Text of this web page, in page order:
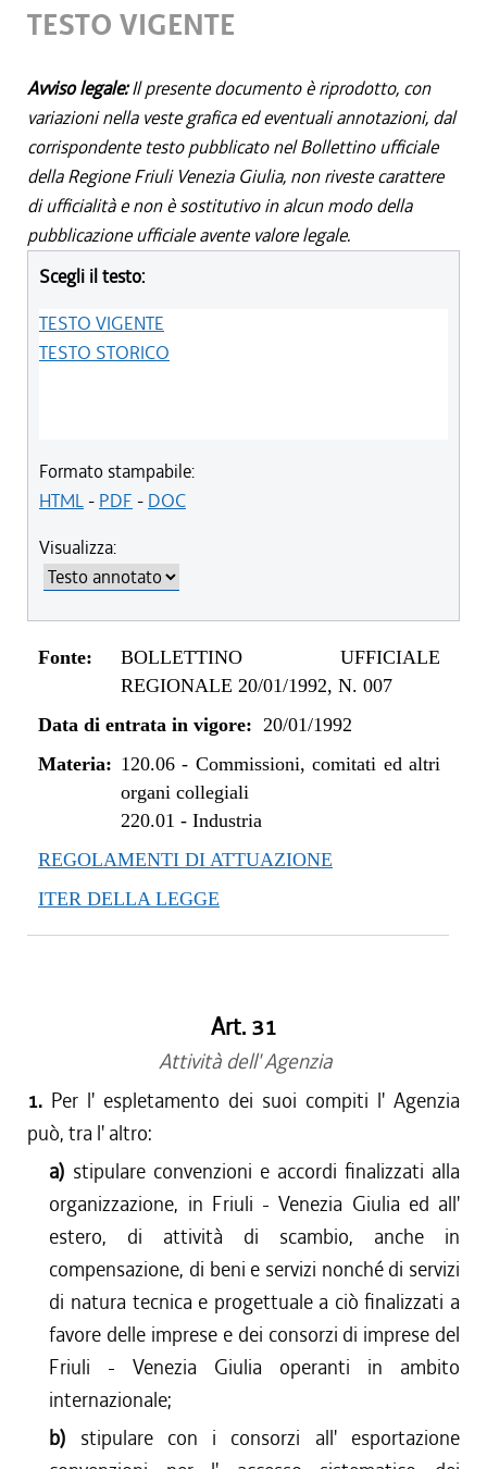
TESTO VIGENTE
Avviso legale:Il presente documento è riprodotto, con
variazioni nella veste grafica ed eventuali annotazioni, dal
corrispondente testo pubblicato nel Bollettino ufficiale
della Regione Friuli Venezia Giulia, non riveste carattere
di ufficialità e non è sostitutivo in alcun modo della
pubblicazione ufficiale avente valore legale.
Scegli il testo:
TESTO VIGENTE
TESTO STORICO
Formato stampabile:
HTML- PDF - DOC
Visualizza:
Fonte:
BOLLETTINO UFFICIALE
REGIONALE 20/01/1992, N. 007
Data di entrata in vigore: 20/01/1992
Materia: 120.06- Commissioni, comitati ed altri
organi collegiali
220.01 - Industria
REGOLAMENTI DI ATTUAZIONE
ITER DELLA LEGGE
Art. 31
Attività dell' Agenzia
1. Per l' espletamento dei suoi compiti l' Agenzia
può, tra l' altro:
a) stipulare convenzioni e accordi finalizzati alla
organizzazione, in Friuli - Venezia Giulia ed all'
estero, di attività di scambio, anche in
compensazione, di beni e servizi nonché di servizi
di natura tecnica e progettuale a ciò finalizzati a
favore delle imprese e dei consorzi di imprese del
Friuli - Venezia Giulia operanti in ambito
internazionale;
b) stipulare con i consorzi all' esportazione